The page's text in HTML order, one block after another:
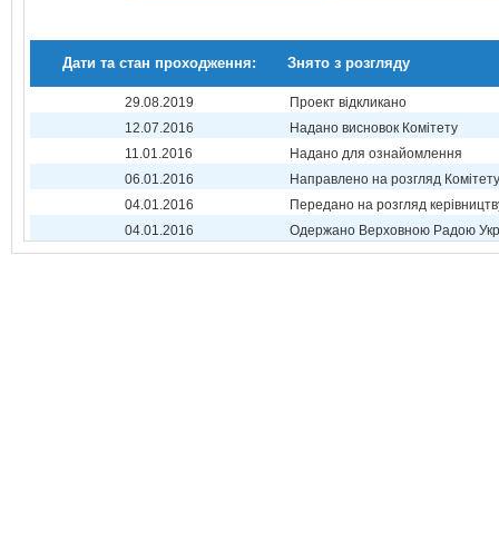
Дати та стан проходження: Знято з розгляду
29.08.2019
Проект відкликано
12.07.2016
Надано висновок Комітету
11.01.2016
Надано для ознайомлення
06.01.2016
Направлено на розгляд Комітету
04.01.2016
Передано на розгляд
04.01.2016
Одержано Верховною Радою